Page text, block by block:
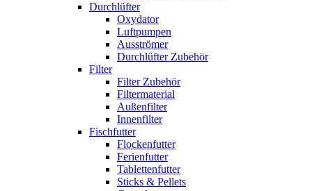
Durchlüfter
Oxydator
Luftpumpen
Ausströmer
Durchlüfter Zubehör
Filter
Filter Zubehör
Filtermaterial
Außenfilter
Innenfilter
Fischfutter
Flockenfutter
Ferienfutter
Tablettenfutter
Sticks & Pellets